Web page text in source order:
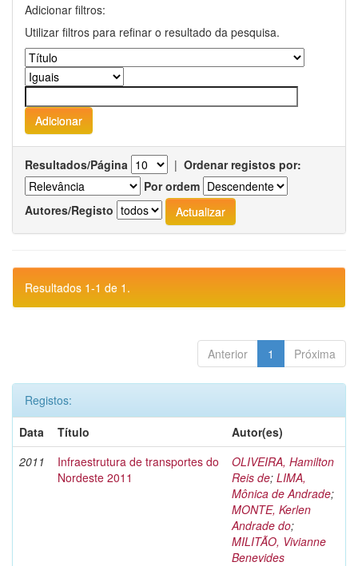
Adicionar filtros:
Utilizar filtros para refinar o resultado da pesquisa.
Resultados/Página | Ordenar registos por:
Por ordem
Autores/Registo
Resultados 1-1 de 1.
Anterior 1 Próxima
Registos:
Data
Título
Autor(es)
2011
Infraestrutura de transportes do
Nordeste 2011
OLIVEIRA, Hamilton
Reis de; LIMA,
Mônica de Andrade;
MONTE, Kerlen
Andrade do;
MILITÃO, Vivianne
Benevides